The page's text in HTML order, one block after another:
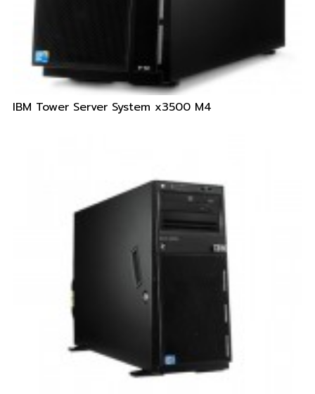
IBM Tower Server System x3500 M4